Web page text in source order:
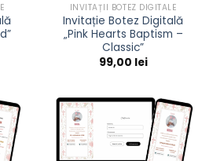
INVITAȚII BOTEZ DIGITALE
Invitație Botez Digitală
„Pink Hearts Baptism –
Classic”
99,00 lei